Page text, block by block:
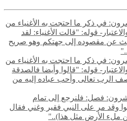
في ذكر ما احتجت به الأغنياء من
قوله: "قالت الأغنياء: لقد
عن مقصوده إلى جهتكم وهو صريح
في ذكر ما احتجت به الأغنياء من
قوله: "قالوا وأيضا فالصدقة
الرب تعالى وأحب عباده إليه من
فصل: فلنرجع إلى تمام
وقد مر على النبي فقير وغني فقال
ملء الأرض مثل هذا).."